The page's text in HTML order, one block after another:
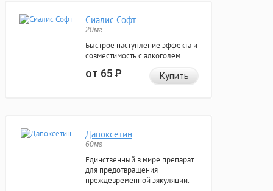
Сиалис Софт
20мг
Быстрое наступление эффекта и
совместимость с алкоголем.
от 65Р Купить
Дапоксетин
60мг
Единственный в мире препарат
для предотвращения
преждевременной эякуляции.